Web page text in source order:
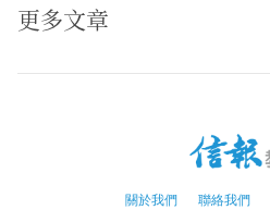
更多文章
關於我們 聯絡我們